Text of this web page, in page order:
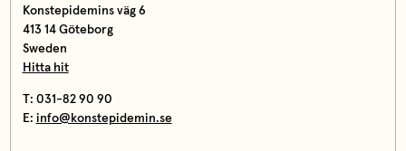
Konstepidemins väg 6
413 14 Göteborg
Sweden
Hitta hit
T: 031-82 90 90
E: info@konstepidemin.se